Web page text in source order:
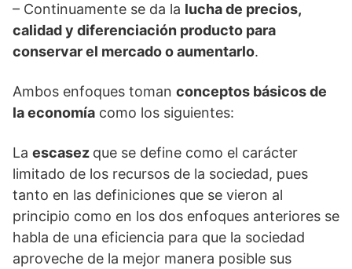
– Continuamente se da la lucha de precios,
calidad y diferenciación producto para
conservar el mercado o aumentarlo.
Ambos enfoques toman conceptos básicos de
la economía como los siguientes:
La escasez que se define como el carácter
limitado de los recursos de la sociedad, pues
tanto en las definiciones que se vieron al
principio como en los dos enfoques anteriores se
habla de una eficiencia para que la sociedad
aproveche de la mejor manera posible sus